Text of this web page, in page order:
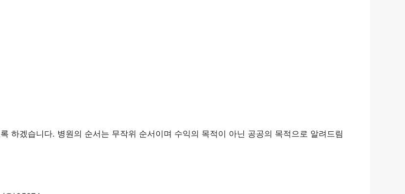
하겠습니다. 병원의 순서는 무작위 순서이며 수익의 목적이 아닌 공공의 목적으로 알려드림